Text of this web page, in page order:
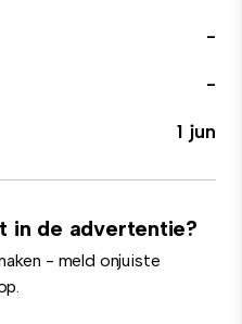
-
-
1 jun
in de advertentie?
- meld onjuiste